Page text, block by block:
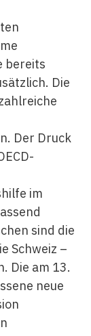
bereits
Die
Der Druck
im
sind die
Schweiz –
Die am 13.
neue